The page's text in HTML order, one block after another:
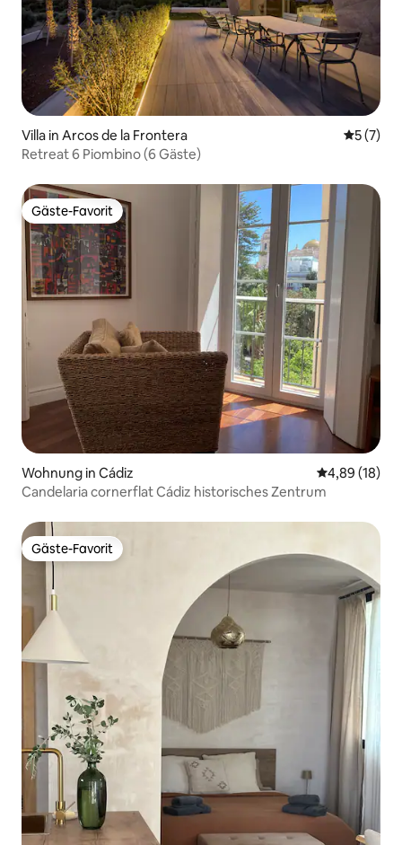
Villa in Arcos de la Frontera
5 (7)
Retreat 6 Piombino (6 Gäste)
Gäste-Favorit
Gäste-Favorit
Wohnung in Cádiz
4,89 (18)
Candelaria cornerflat Cádiz historisches Zentrum
Gäste-Favorit
Gäste-Favorit